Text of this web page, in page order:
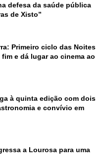
defesa da saúde pública
de Xisto”
Primeiro ciclo das Noites
e dá lugar ao cinema ao
à quinta edição com dois
e convívio em
a Lourosa para uma